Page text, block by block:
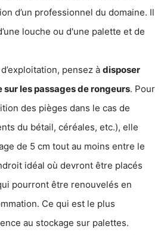
d’un professionnel du domaine. Il
louche ou d'une palette et de
pensez à disposer
les passages de rongeurs. Pour
des pièges dans le cas de
du bétail, céréales, etc.), elle
de 5 cm tout au moins entre le
idéal où devront être placés
pourront être renouvelés en
Ce qui est le plus
au stockage sur palettes.